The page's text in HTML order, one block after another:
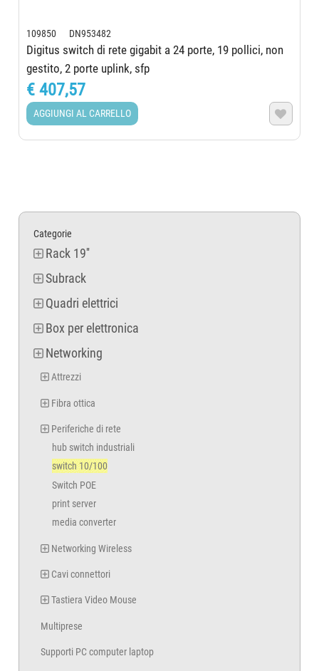
109850 DN953482
Digitus switch di rete gigabit a 24 porte, 19 pollici, non
gestito, 2 porte uplink, sfp
€ 407,57
AGGIUNGI AL CARRELLO 
Categorie
Rack 19''
Subrack
Quadri elettrici
Box per elettronica
Networking
Attrezzi
Fibra ottica
Periferiche di rete
hub switch industriali
switch 10/100
Switch POE
print server
media converter
Networking Wireless
Cavi connettori
Tastiera Video Mouse
Multiprese
Supporti PC computer laptop